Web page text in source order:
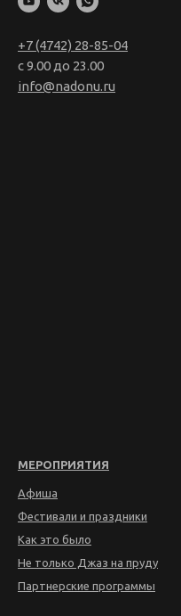
+7 (4742) 28-85-04
с 9.00 до 23.00
info@nadonu.ru
МЕРОПРИЯТИЯ
Афиша
Фестивали и праздники
Как это было
Не только Джаз на пруду
Партнерские программы